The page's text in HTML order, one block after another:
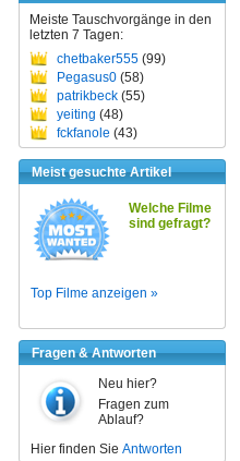
Meiste Tauschvorgänge in den
letzten 7 Tagen:
chetbaker555 (99)
Pegasus0 (58)
patrikbeck (55)
yeiting (48)
fckfanole (43)
Meist gesuchte Artikel
Welche Filme
sind gefragt?
Top Filme anzeigen »
Fragen & Antworten
Neu hier?
Fragen zum
Ablauf?
Hier finden Sie Antworten